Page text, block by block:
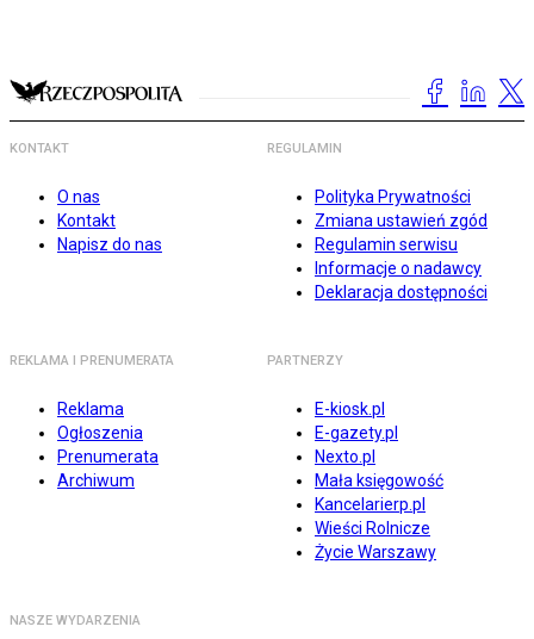
KONTAKT
O nas
Kontakt
Napisz do nas
REGULAMIN
Polityka Prywatności
Zmiana ustawień zgód
Regulamin serwisu
Informacje o nadawcy
Deklaracja dostępności
REKLAMA I PRENUMERATA
Reklama
Ogłoszenia
Prenumerata
Archiwum
PARTNERZY
E-kiosk.pl
E-gazety.pl
Nexto.pl
Mała księgowość
Kancelarierp.pl
Wieści Rolnicze
Życie Warszawy
NASZE WYDARZENIA